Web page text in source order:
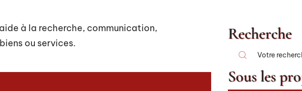
à la recherche, communication,
ou services.
Recherche
Sous les